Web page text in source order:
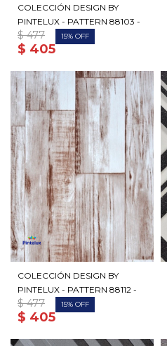
COLECCIÓN DESIGN BY
PINTELUX - PATTERN 88103 -
$ 405
$ 477 15
COLECCIÓN DESIGN BY
PINTELUX - PATTERN 88112 -
$ 405
$ 477 15